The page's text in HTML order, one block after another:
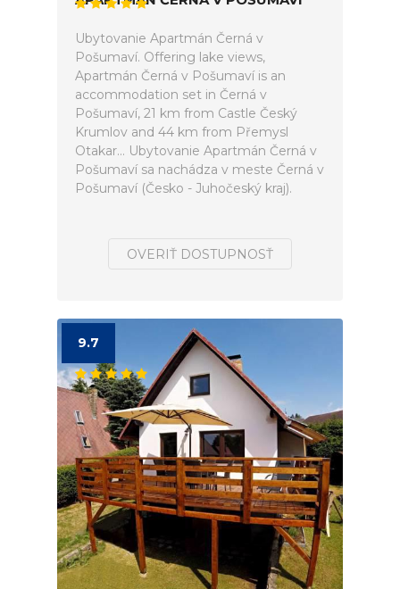
Ubytovanie Apartmán Černá v
Pošumaví. Offering lake views,
Apartmán Černá v Pošumaví is an
accommodation set in Černá v
Pošumaví, 21 km from Castle Český
Krumlov and 44 km from Přemysl
Otakar... Ubytovanie Apartmán Černá v
Pošumaví sa nachádza v meste Černá v
Pošumaví (Česko - Juhočeský kraj).
OVERIŤ DOSTUPNOSŤ
9.7